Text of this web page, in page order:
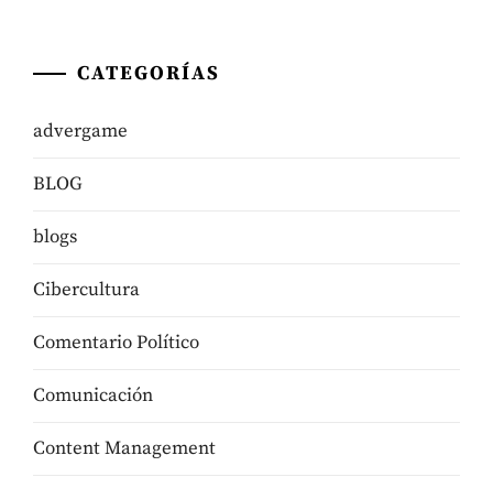
CATEGORÍAS
advergame
BLOG
blogs
Cibercultura
Comentario Político
Comunicación
Content Management